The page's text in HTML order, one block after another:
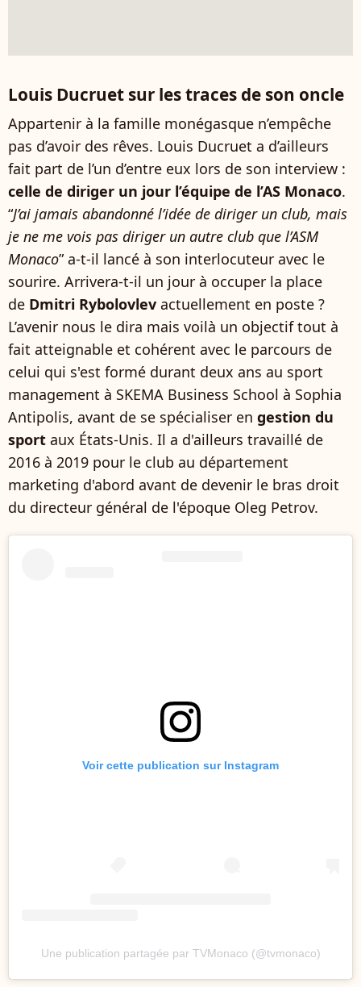
Louis Ducruet sur les traces de son oncle
Appartenir à la famille monégasque n’empêche
pas d’avoir des rêves. Louis Ducruet a d’ailleurs
fait part de l’un d’entre eux lors de son interview :
celle de diriger un jour l’équipe de l’AS Monaco.
“J’ai jamais abandonné l’idée de diriger un club, mais
je ne me vois pas diriger un autre club que l’ASM
Monaco” a-t-il lancé à son interlocuteur avec le
sourire. Arrivera-t-il un jour à occuper la place
de Dmitri Rybolovlev actuellement en poste ?
L’avenir nous le dira mais voilà un objectif tout à
fait atteignable et cohérent avec le parcours de
celui qui s'est formé durant deux ans au sport
management à SKEMA Business School à Sophia
Antipolis, avant de se spécialiser en gestion du
sport aux États-Unis. Il a d'ailleurs travaillé de
2016 à 2019 pour le club au département
marketing d'abord avant de devenir le bras droit
du directeur général de l'époque Oleg Petrov.
Voir cette publication sur Instagram
Une publication partagée par TVMonaco (@tvmonaco)